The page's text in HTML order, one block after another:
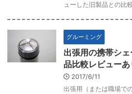
ューした旧製品との比
グルーミング
出張用の携帯シ
品比較レビューあ
2017/6/11
出張用（または職場で